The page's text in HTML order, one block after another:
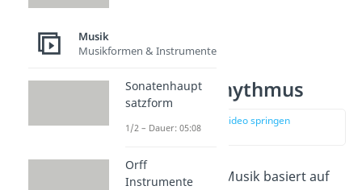
Grundlagen Rhythmus
zur Stelle im Video springen
(00:45)
Der Rhythmus in der Musik basiert auf
Musik
Musikformen & Instrumente
Sonatenhaupt
satzform
1/2 – Dauer: 05:08
Orff
Instrumente